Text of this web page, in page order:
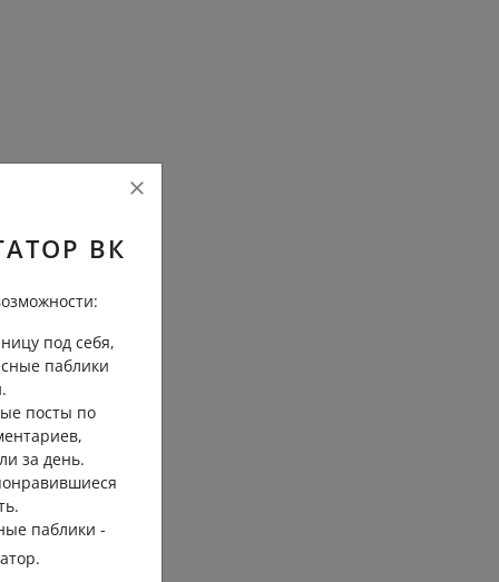
ВК
под себя,
паблики
посты по
за день.
паблики -